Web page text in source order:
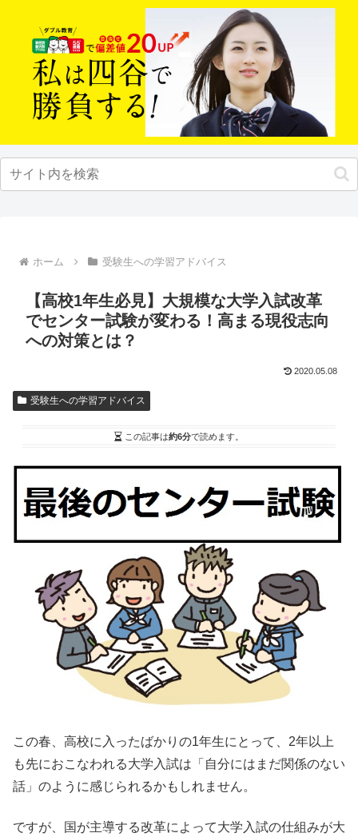
ホーム 受験生への学習アドバイス
【高校1年生必見】大規模な大学入試改革
でセンター試験が変わる！高まる現役志向
への対策とは？
2020.05.08
受験生への学習アドバイス
この記事は約6分で読めます。
この春、高校に入ったばかりの1年生にとって、2年以上
も先におこなわれる大学入試は「自分にはまだ関係のない
話」のように感じられるかもしれません。
ですが、国が主導する改革によって大学入試の仕組みが大